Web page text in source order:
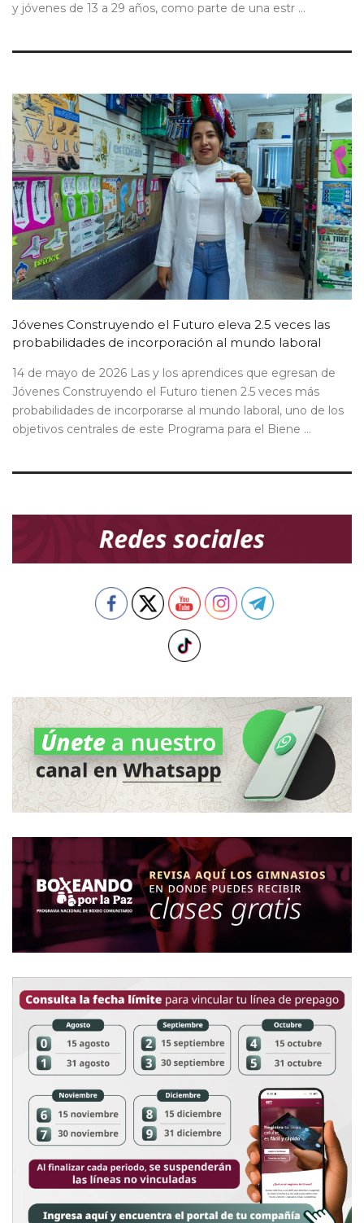
y jóvenes de 13 a 29 años, como parte de una estr ...
Jóvenes Construyendo el Futuro eleva 2.5 veces las
probabilidades de incorporación al mundo laboral
14 de mayo de 2026 Las y los aprendices que egresan de
Jóvenes Construyendo el Futuro tienen 2.5 veces más
probabilidades de incorporarse al mundo laboral, uno de los
objetivos centrales de este Programa para el Biene ...